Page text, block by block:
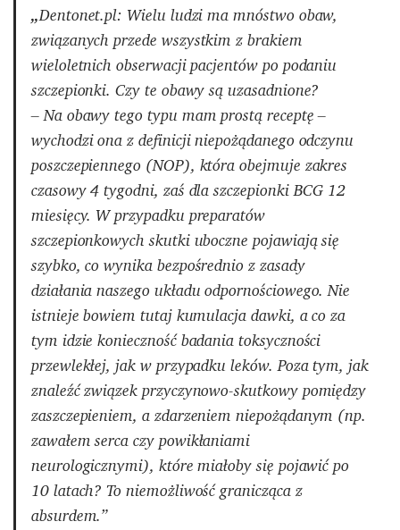
„Dentonet.pl: Wielu ludzi ma mnóstwo obaw,
związanych przede wszystkim z brakiem
wieloletnich obserwacji pacjentów po podaniu
szczepionki. Czy te obawy są uzasadnione?
– Na obawy tego typu mam prostą receptę –
wychodzi ona z definicji niepożądanego odczynu
poszczepiennego (NOP), która obejmuje zakres
czasowy 4 tygodni, zaś dla szczepionki BCG 12
miesięcy. W przypadku preparatów
szczepionkowych skutki uboczne pojawiają się
szybko, co wynika bezpośrednio z zasady
działania naszego układu odpornościowego. Nie
istnieje bowiem tutaj kumulacja dawki, a co za
tym idzie konieczność badania toksyczności
przewlekłej, jak w przypadku leków. Poza tym, jak
znaleźć związek przyczynowo-skutkowy pomiędzy
zaszczepieniem, a zdarzeniem niepożądanym (np.
zawałem serca czy powikłaniami
neurologicznymi), które miałoby się pojawić po
10 latach? To niemożliwość granicząca z
absurdem.”